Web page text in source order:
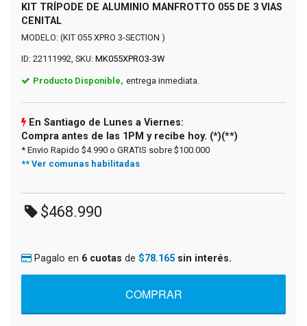
KIT TRÍPODE DE ALUMINIO MANFROTTO 055 DE 3 VIAS
CENITAL
MODELO: (KIT 055 XPRO 3-SECTION )
ID: 22111992, SKU: MK055XPRO3-3W
Producto Disponible, entrega inmediata.
En Santiago de Lunes a Viernes:
Compra antes de las 1PM y recibe hoy. (*)(**)
* Envio Rapido $4.990 o GRATIS sobre $100.000
** Ver comunas habilitadas
$468.990
Pagalo en 6 cuotas de $78.165 sin interés.